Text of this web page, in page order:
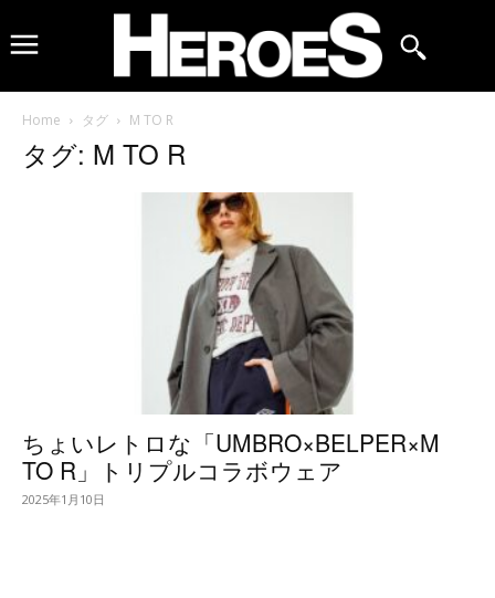
Home タグ M TO R
タグ: M TO R
ちょいレトロな「UMBRO×BELPER×M
TO R」トリプルコラボウェア
2025年1月10日